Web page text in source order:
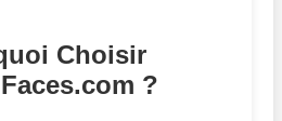
Choisir
?